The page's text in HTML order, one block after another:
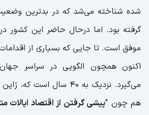
شده شناخته می‌شد که در بدترین
گرفته بود. اما درحال حاضر این کشور
موفق است. تا جایی که بسیاری از
اکنون همچون الگویی در سراسر جهان
می‌گیرد. نزدیک به 40 سال
هم چون "پیشی گرفتن از اقتصاد ایالات